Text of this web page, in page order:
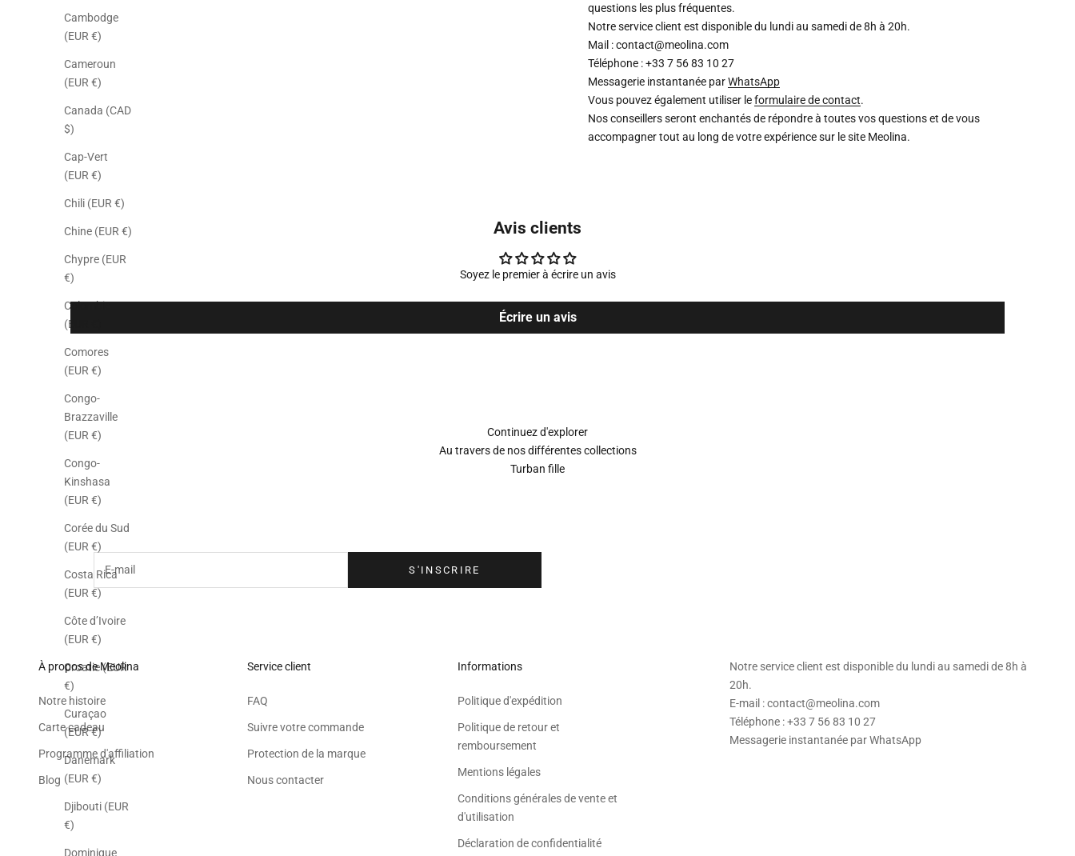
Cambodge
(EUR €)
Cameroun
(EUR €)
Canada (CAD
$)
Cap-Vert
(EUR €)
Chili (EUR €)
Chine (EUR €)
Chypre (EUR
€)
Colombie
(EUR €)
Comores
(EUR €)
Congo-
Brazzaville
(EUR €)
Congo-
Kinshasa
(EUR €)
Corée du Sud
(EUR €)
Costa Rica
(EUR €)
Côte d’Ivoire
(EUR €)
Croatie (EUR
€)
Curaçao
(EUR €)
Danemark
(EUR €)
Djibouti (EUR
€)
Dominique
questions les plus fréquentes.
Notre service client est disponible du lundi au samedi de 8h à 20h.
Mail : contact@meolina.com
Téléphone : +33 7 56 83 10 27
Messagerie instantanée parWhatsApp
Vous pouvez également utiliser leformulaire de contact.
Nos conseillers seront enchantés de répondre à toutes vos questions et de vous
accompagner tout au long de votre expérience sur le site Meolina.
Avis clients
Soyez le premier à écrire un avis
Écrire un avis
Continuez d'explorer
Au travers de nos différentes collections
Turban fille
S'INSCRIRE
À propos de Meolina
Notre histoire
Carte cadeau
Programme d'affiliation
Blog
Service client
FAQ
Suivre votre commande
Protection de la marque
Nous contacter
Informations
Politique d'expédition
Politique de retour et
remboursement
Mentions légales
Conditions générales de vente et
d'utilisation
Déclaration de confidentialité
Notre service client est disponible du lundi au samedi de 8h à
20h.
E-mail : contact@meolina.com
Téléphone : +33 7 56 83 10 27
Messagerie instantanée parWhatsApp